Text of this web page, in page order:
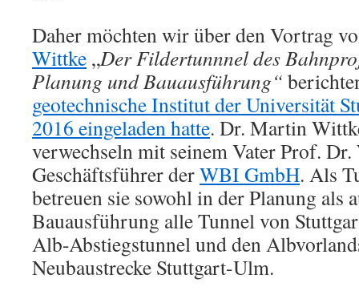
Daher möchten wir über den Vortrag
Wittke „Der Fildertunnnel des
Planung und Bauausführung“
geotechnische Institut der Universität
2016 eingeladen hatte. Dr. Martin
verwechseln mit seinem Vater Prof.
Geschäftsführer derWBI GmbH. Als
betreuen sie sowohl in der Planung als
Bauausführung alle Tunnel von
Alb-Abstiegstunnel und den
Neubaustrecke Stuttgart-Ulm.